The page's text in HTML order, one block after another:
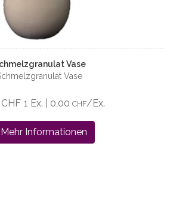
Vase
Vase
CHF 1 Ex. | 0,00 CHF/Ex.
Mehr Informationen